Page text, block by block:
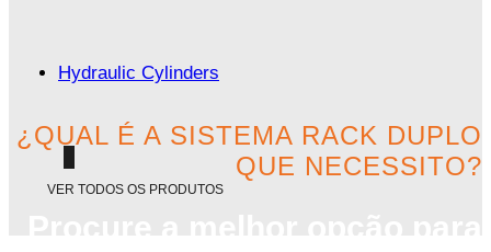
Hydraulic Cylinders
VER TODOS OS PRODUTOS
¿QUAL É A SISTEMA RACK DUPLO
QUE NECESSITO?